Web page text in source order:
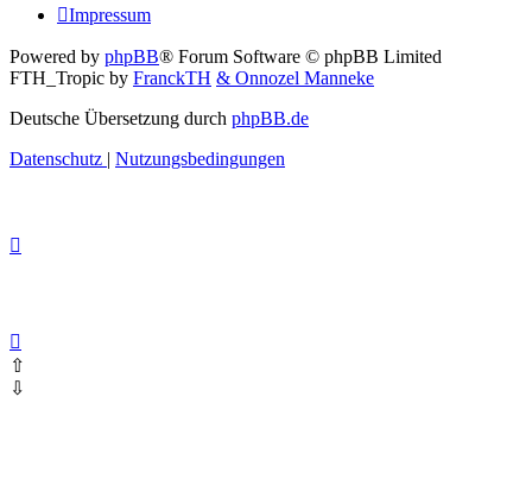
Impressum
Powered by phpBB® Forum Software © phpBB Limited
FTH_Tropic by FranckTH & Onnozel Manneke
Deutsche Übersetzung durch phpBB.de
Datenschutz | Nutzungsbedingungen
⇧
⇩